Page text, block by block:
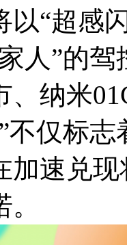
以“超感
人”的
、纳米
不仅标
加速兑